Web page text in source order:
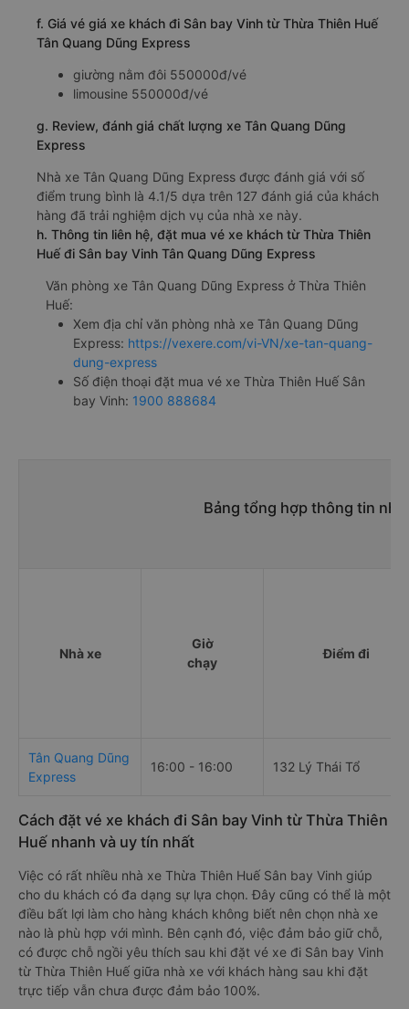
f. Giá vé giá xe khách đi Sân bay Vinh từ Thừa Thiên Huế
Tân Quang Dũng Express
giường nằm đôi 550000đ/vé
limousine 550000đ/vé
g. Review, đánh giá chất lượng xe Tân Quang Dũng
Express
Nhà xe Tân Quang Dũng Express được đánh giá với số
điểm trung bình là 4.1/5 dựa trên 127 đánh giá của khách
hàng đã trải nghiệm dịch vụ của nhà xe này.
h. Thông tin liên hệ, đặt mua vé xe khách từ Thừa Thiên
Huế đi Sân bay Vinh Tân Quang Dũng Express
Văn phòng xe Tân Quang Dũng Express ở Thừa Thiên
Huế:
Xem địa chỉ văn phòng nhà xe Tân Quang Dũng
Express: https://vexere.com/vi-VN/xe-tan-quang-
dung-express
Số điện thoại đặt mua vé xe Thừa Thiên Huế Sân
bay Vinh: 1900 888684
Bảng tổng hợp thông tin
Nhà xe
Giờ
chạy
Điểm đi
Tân Quang Dũng
Express
16:00 - 16:00 132 Lý Thái Tổ
Cách đặt vé xe khách đi Sân bay Vinh từ Thừa Thiên
Huế nhanh và uy tín nhất
Việc có rất nhiều nhà xe Thừa Thiên Huế Sân bay Vinh giúp
cho du khách có đa dạng sự lựa chọn. Đây cũng có thể là một
điều bất lợi làm cho hàng khách không biết nên chọn nhà xe
nào là phù hợp với mình. Bên cạnh đó, việc đảm bảo giữ chỗ,
có được chỗ ngồi yêu thích sau khi đặt vé xe đi Sân bay Vinh
từ Thừa Thiên Huế giữa nhà xe với khách hàng sau khi đặt
trực tiếp vẫn chưa được đảm bảo 100%.